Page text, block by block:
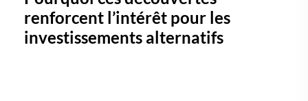
renforcent l’intérêt pour les
investissements alternatifs